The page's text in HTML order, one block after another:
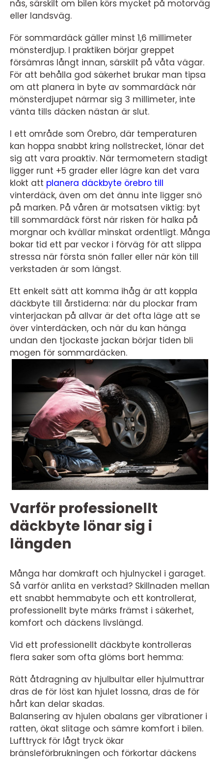
nås, särskilt om bilen körs mycket på motorväg
eller landsväg.
För sommardäck gäller minst 1,6 millimeter
mönsterdjup. I praktiken börjar greppet
försämras långt innan, särskilt på våta vägar.
För att behålla god säkerhet brukar man tipsa
om att planera in byte av sommardäck när
mönsterdjupet närmar sig 3 millimeter, inte
vänta tills däcken nästan är slut.
I ett område som Örebro, där temperaturen
kan hoppa snabbt kring nollstrecket, lönar det
sig att vara proaktiv. När termometern stadigt
ligger runt +5 grader eller lägre kan det vara
klokt att planera däckbyte örebro till
vinterdäck, även om det ännu inte ligger snö
på marken. På våren är motsatsen viktig: byt
till sommardäck först när risken för halka på
morgnar och kvällar minskat ordentligt. Många
bokar tid ett par veckor i förväg för att slippa
stressa när första snön faller eller när kön till
verkstaden är som längst.
Ett enkelt sätt att komma ihåg är att koppla
däckbyte till årstiderna: när du plockar fram
vinterjackan på allvar är det ofta läge att se
över vinterdäcken, och när du kan hänga
undan den tjockaste jackan börjar tiden bli
mogen för sommardäcken.
Varför professionellt
däckbyte lönar sig i
längden
Många har domkraft och hjulnyckel i garaget.
Så varför anlita en verkstad? Skillnaden mellan
ett snabbt hemmabyte och ett kontrollerat,
professionellt byte märks främst i säkerhet,
komfort och däckens livslängd.
Vid ett professionellt däckbyte kontrolleras
flera saker som ofta glöms bort hemma:
Rätt åtdragning av hjulbultar eller hjulmuttrar
dras de för löst kan hjulet lossna, dras de för
hårt kan delar skadas.
Balansering av hjulen obalans ger vibrationer i
ratten, ökat slitage och sämre komfort i bilen.
Lufttryck för lågt tryck ökar
bränsleförbrukningen och förkortar däckens